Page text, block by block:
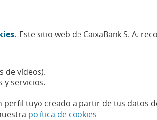
Este sitio web de CaixaBank S. A.
de vídeos).
y servicios.
tuyo creado a partir de tus datos
política de cookies
consumir en cada estación del año